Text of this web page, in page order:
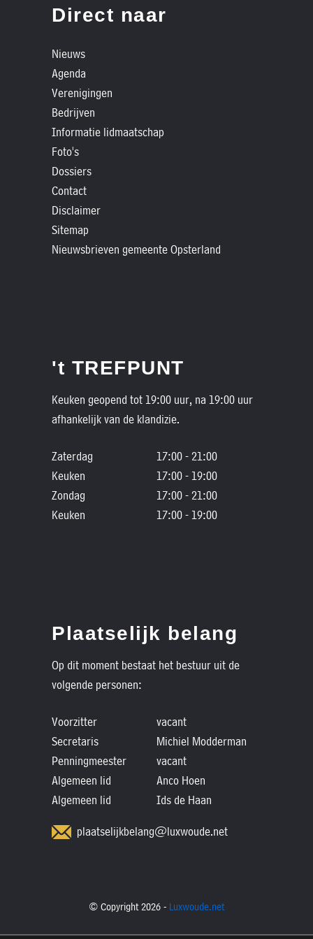
Direct naar
Nieuws
Agenda
Verenigingen
Bedrijven
Informatie lidmaatschap
Foto's
Dossiers
Contact
Disclaimer
Sitemap
Nieuwsbrieven gemeente Opsterland
't TREFPUNT
Keuken geopend tot 19:00 uur, na 19:00 uur
afhankelijk van de klandizie.
Zaterdag
17:00 - 21:00
Keuken
17:00 - 19:00
Zondag
17:00 - 21:00
Keuken
17:00 - 19:00
Plaatselijk belang
Op dit moment bestaat het bestuur uit de
volgende personen:
Voorzitter
vacant
Secretaris
Michiel Modderman
Penningmeester
vacant
Algemeen lid
Anco Hoen
Algemeen lid
Ids de Haan
plaatselijkbelang@luxwoude.net
© Copyright 2026 - Luxwoude.net
Historische
Dossiers
Contact
Nieuwsbrieven
gemeente
Opsterland